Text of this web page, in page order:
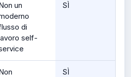
un
di
self-
SÌ
SÌ